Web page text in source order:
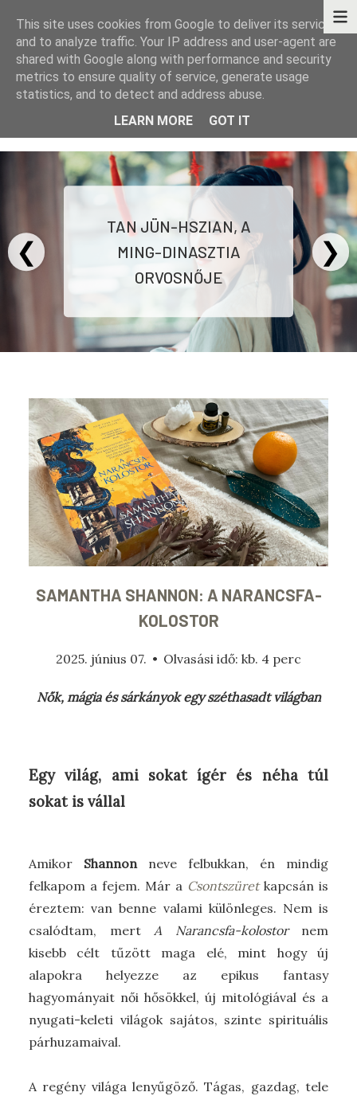
TAN JÜN-HSZIAN, A
MING-DINASZTIA
ORVOSNŐJE
❮ ❯
SAMANTHA SHANNON: A ​NARANCSFA-
KOLOSTOR
2025. június 07. • Olvasási idő: kb. 4 perc
Nők, mágia és sárkányok egy széthasadt világban
Egy világ, ami sokat ígér és néha túl
sokat is vállal
Amikor Shannon neve felbukkan, én mindig
felkapom a fejem. Már a Csontszüretkapcsán is
éreztem: van benne valami különleges. Nem is
csalódtam, mert A Narancsfa-kolostornem
kisebb célt tűzött maga elé, mint hogy új
alapokra helyezze az epikus fantasy
hagyományait női hősökkel, új mitológiával és a
nyugati-keleti világok sajátos, szinte spirituális
párhuzamaival.
A regény világa lenyűgöző. Tágas, gazdag, tele
This site uses cookies from Google to deliver its services
and to analyze traffic. Your IP address and user-agent are
shared with Google along with performance and security
metrics to ensure quality of service, generate usage
statistics, and to detect and address abuse.
LEARN MORE
GOT IT